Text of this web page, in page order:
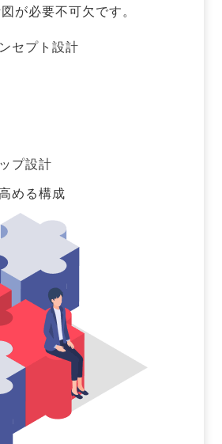
が必要不可欠です。
セプト設計
プ設計
める構成